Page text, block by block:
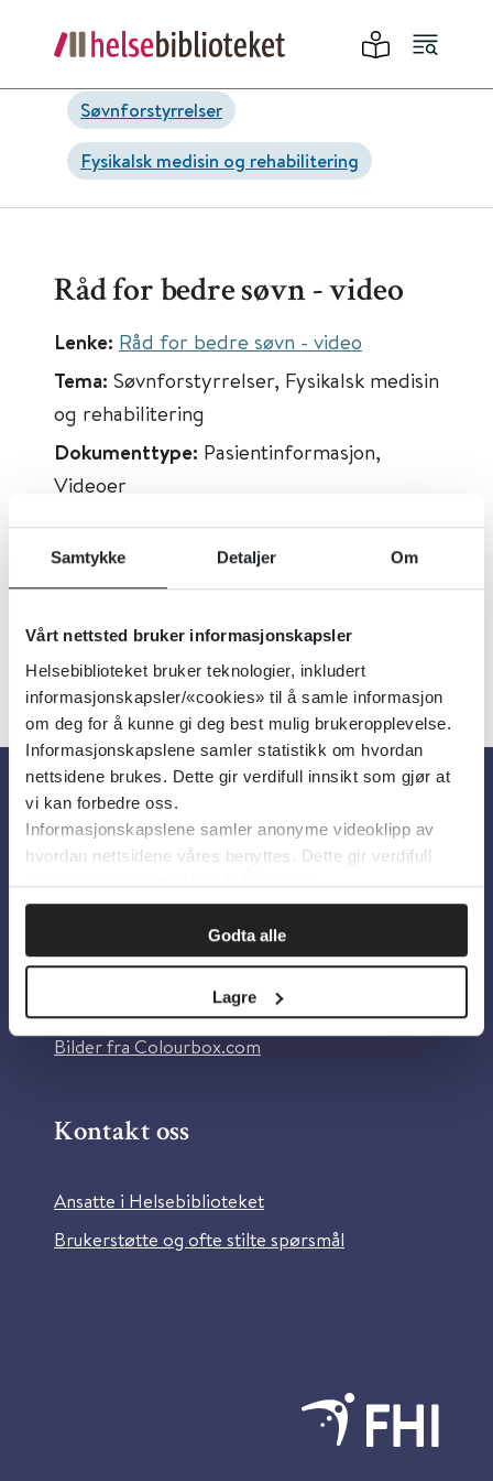
Samtykke Detaljer Om
Vårt nettsted bruker informasjonskapsler
Helsebiblioteket bruker teknologier, inkludert
informasjonskapsler/«cookies» til å samle informasjon
om deg for å kunne gi deg best mulig brukeropplevelse.
Informasjonskapslene samler statistikk om hvordan
nettsidene brukes. Dette gir verdifull innsikt som gjør at
vi kan forbedre oss.
Informasjonskapslene samler anonyme videoklipp av
hvordan nettsidene våres benyttes. Dette gir verdifull
innsikt som gjør at vi kan forbedre oss.
Godta alle
Lagre
Søvnforstyrrelser
Fysikalsk medisin og rehabilitering
Råd for bedre søvn - video
Lenke: Råd for bedre søvn - video
Tema: Søvnforstyrrelser, Fysikalsk medisin
og rehabilitering
Dokumenttype: Pasientinformasjon,
Videoer
Utgiver:St Olavs Hospital
Språk:Norsk
Om oss
Om Helsebiblioteket
Personvern og informasjonskapsler
Tilgjengelighetserklæring
Information in English
Bilder fra Colourbox.com
Kontakt oss
Ansatte i Helsebiblioteket
Brukerstøtte og ofte stilte spørsmål